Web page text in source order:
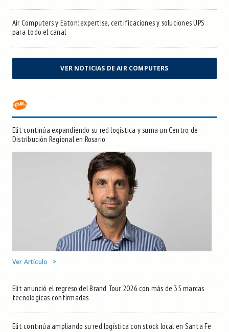
Air Computers y Eaton: expertise, certificaciones y soluciones UPS
para todo el canal
VER NOTICIAS DE AIR COMPUTERS
Elit continúa expandiendo su red logística y suma un Centro de
Distribución Regional en Rosario
Ver Artículo
Elit anunció el regreso del Brand Tour 2026 con más de 35 marcas
tecnológicas confirmadas
Elit continúa ampliando su red logística con stock local en Santa Fe